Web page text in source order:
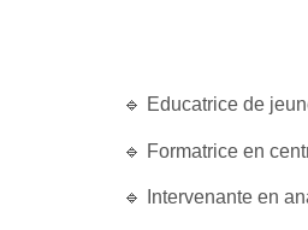
🔹 Educatrice de
🔹 Formatrice en
🔹 Intervenante en